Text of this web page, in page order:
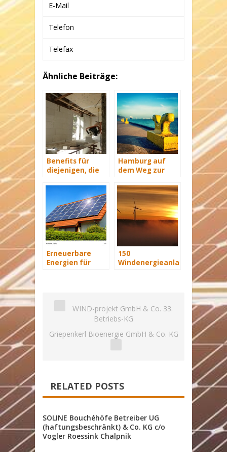
E-Mail
Telefon
Telefax
Ähnliche Beiträge:
Benefits für
diejenigen, die
sanieren
Hamburg auf
dem Weg zur
Hauptstadt
Erneuerbare
Energien für
150
Windenergieanlagen
WIND-projekt GmbH & Co. 33.
Betriebs-KG
Griepenkerl Bioenergie GmbH & Co. KG
RELATED POSTS
SOLINE Bouchéhöfe Betreiber UG
(haftungsbeschränkt) & Co. KG c/o
Vogler Roessink Chalpnik